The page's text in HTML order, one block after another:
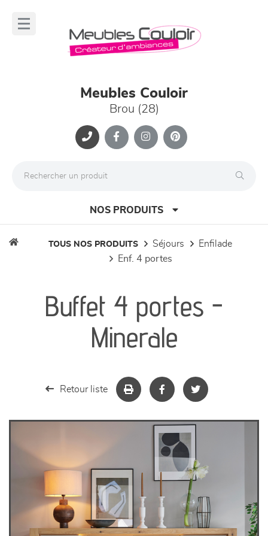
Meubles Couloir
Brou (28)
NOS PRODUITS
séjours
meubles de complément
TOUS NOS PRODUITS séjours
enfilade
enf. 4 portes
Buffet 4 portes -
Minerale
Retour liste